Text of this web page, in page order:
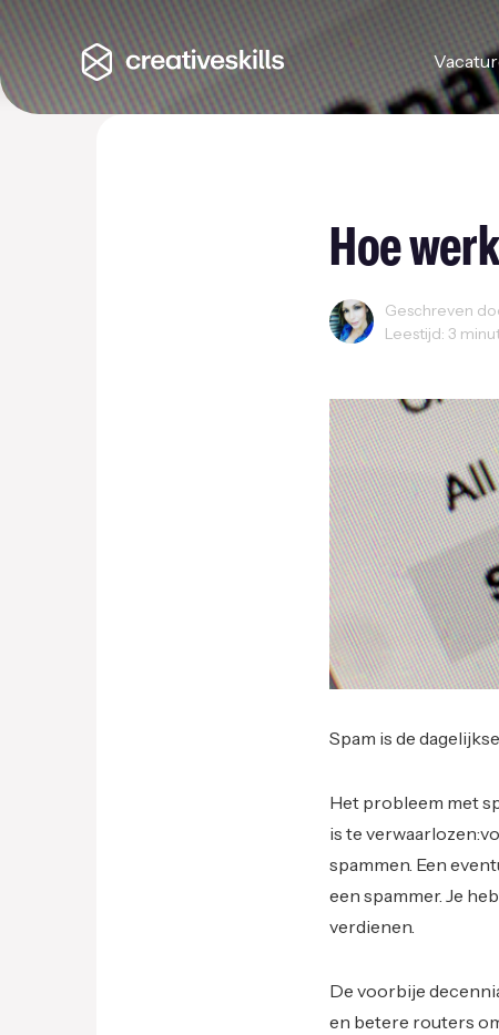
Hoe
Geschreven
Leestijd: 3
Spam is de
Het probleem met
is te
spammen. Een
een spammer. Je
verdienen.
De voorbije
en betere routers